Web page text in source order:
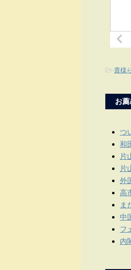
-貴様
お
つ
和
片
片
外
高
ま
中
フ
内